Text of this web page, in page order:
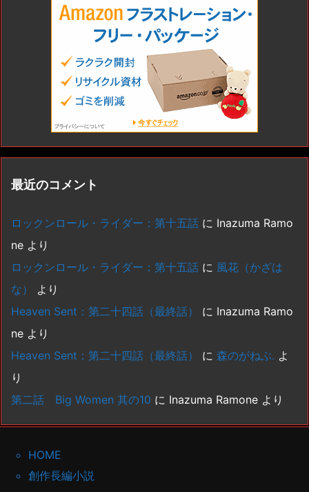
最近のコメント
ロックンロール・ライダー：第十五話 に Inazuma Ramo
ne より
ロックンロール・ライダー：第十五話 に 風花（かざは
な）
より
Heaven Sent：第二十四話（最終話）
に Inazuma Ramo
ne より
Heaven Sent：第二十四話（最終話）
に 森のがねぶ. よ
り
第二話 Big Women 其の10 に Inazuma Ramone より
HOME
創作長編小説